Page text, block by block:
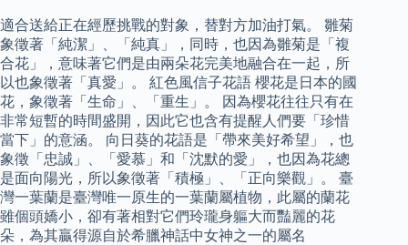
適合送給正在經歷挑戰的對象，替對方加油打氣。 雛菊
象徵著「純潔」、「純真」，同時，也因為雛菊是「複
合花」，意味著它們是由兩朵花完美地融合在一起，所
以也象徵著「真愛」。 紅色風信子花語 櫻花是日本的國
花，象徵著「生命」、「重生」。 因為櫻花往往只有在
非常短暫的時間盛開，因此它也含有提醒人們要「珍惜
當下」的意涵。 向日葵的花語是「帶來美好希望」，也
象徵「忠誠」、「愛慕」和「沈默的愛」，也因為花總
是面向陽光，所以象徵著「積極」、「正向樂觀」。 臺
灣一葉蘭是臺灣唯一原生的一葉蘭屬植物，此屬的蘭花
雖個頭嬌小，卻有著相對它們玲瓏身軀大而豔麗的花
朵，為其贏得源自於希臘神話中女神之一的屬名